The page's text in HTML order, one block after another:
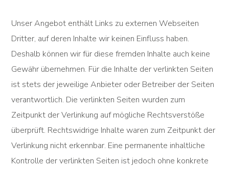
Unser Angebot enthält Links zu externen Webseiten
Dritter, auf deren Inhalte wir keinen Einfluss haben.
Deshalb können wir für diese fremden Inhalte auch keine
Gewähr übernehmen. Für die Inhalte der verlinkten Seiten
ist stets der jeweilige Anbieter oder Betreiber der Seiten
verantwortlich. Die verlinkten Seiten wurden zum
Zeitpunkt der Verlinkung auf mögliche Rechtsverstöße
überprüft. Rechtswidrige Inhalte waren zum Zeitpunkt der
Verlinkung nicht erkennbar. Eine permanente inhaltliche
Kontrolle der verlinkten Seiten ist jedoch ohne konkrete